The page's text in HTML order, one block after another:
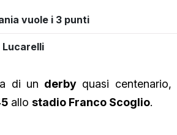
vuole i 3 punti
Lucarelli
di un derby quasi centenario,
allo stadio Franco Scoglio.